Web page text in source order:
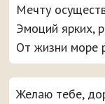
Мечту
Эмоций ярких,
От жизни море
Желаю тебе,